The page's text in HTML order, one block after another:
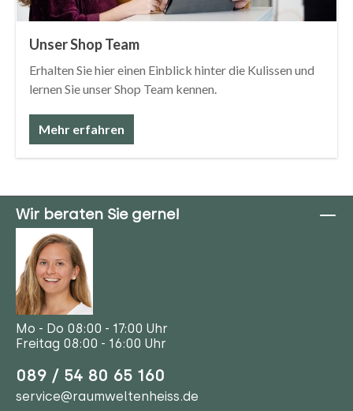
Unser Shop Team
Erhalten Sie hier einen Einblick hinter die Kulissen und
lernen Sie unser Shop Team kennen.
Mehr erfahren
Wir beraten Sie gerne!
Mo - Do 08:00 - 17:00 Uhr
Freitag 08:00 - 16:00 Uhr
089 / 54 80 65 160
service@raumweltenheiss.de